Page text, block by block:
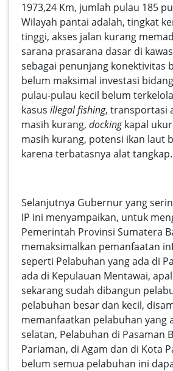
1973,24 Km, jumlah pulau 185
Wilayah pantai adalah, tingkat
tinggi, akses jalan kurang
sarana prasarana dasar di
sebagai penunjang konektivitas
belum maksimal investasi
pulau-pulau kecil belum
kasus illegal fishing, transportasi
masih kurang, dockingkapal
masih kurang, potensi ikan laut
karena terbatasnya alat tangkap.
Selanjutnya Gubernur yang
IP ini menyampaikan, untuk
Pemerintah Provinsi Sumatera
memaksimalkan pemanfaatan
seperti Pelabuhan yang ada di
ada di Kepulauan Mentawai,
sekarang sudah dibangun
pelabuhan besar dan kecil,
memanfaatkan pelabuhan yang
selatan, Pelabuhan di Pasaman
Pariaman, di Agam dan di Kota
belum semua pelabuhan ini